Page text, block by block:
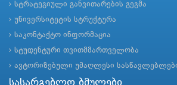
სტრატეგიული განვითარების გეგმა
უნივერსიტეტის სტრუქტურა
საკონტაქტო ინფორმაცია
სტუდენტური თვითმმართველობა
ავტორიზებული უმაღლესი
სასარგებლო ბმულები